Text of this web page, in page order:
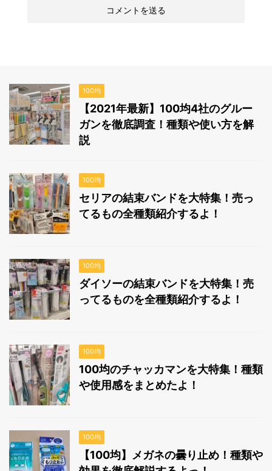
100均
【2021年最新】100均4社のグルー
ガンを徹底調査！種類や使い方を解
説
100均
セリアの結束バンドを大特集！売っ
てるもの全種類紹介するよ！
100均
ダイソーの結束バンドを大特集！売
ってるものを全種類紹介するよ！
100均
100均のチャッカマンを大特集！種類
や使用感をまとめたよ！
100均
【100均】メガネの曇り止め！種類や